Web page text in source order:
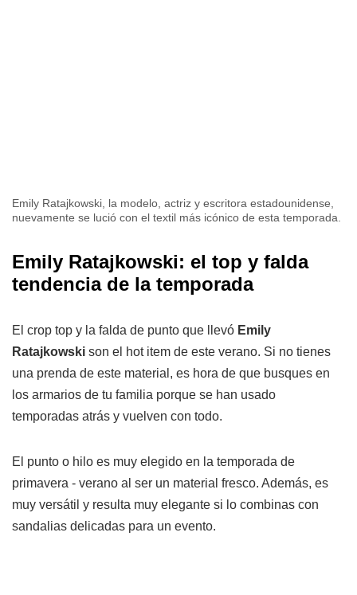
Emily Ratajkowski, la modelo, actriz y escritora estadounidense,
nuevamente se lució con el textil más icónico de esta temporada.
Emily Ratajkowski: el top y falda
tendencia de la temporada
El crop top y la falda de punto que llevó Emily
Ratajkowski son el hot item de este verano. Si no tienes
una prenda de este material, es hora de que busques en
los armarios de tu familia porque se han usado
temporadas atrás y vuelven con todo.
El punto o hilo es muy elegido en la temporada de
primavera - verano al ser un material fresco. Además, es
muy versátil y resulta muy elegante si lo combinas con
sandalias delicadas para un evento.